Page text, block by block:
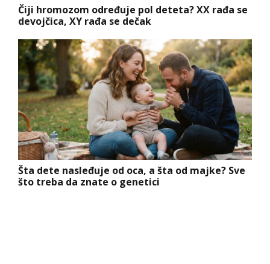
Čiji hromozom određuje pol deteta? XX rađa se
devojčica, XY rađa se dečak
Šta dete nasleđuje od oca, a šta od majke? Sve
što treba da znate o genetici